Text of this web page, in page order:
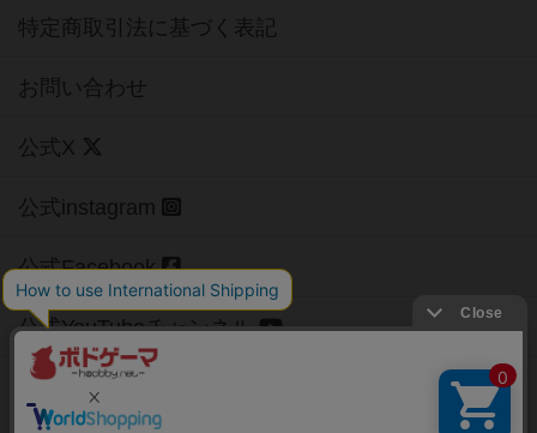
特定商取引法に基づく表記
お問い合わせ
公式X
公式instagram
公式Facebook
公式YouTubeチャンネル